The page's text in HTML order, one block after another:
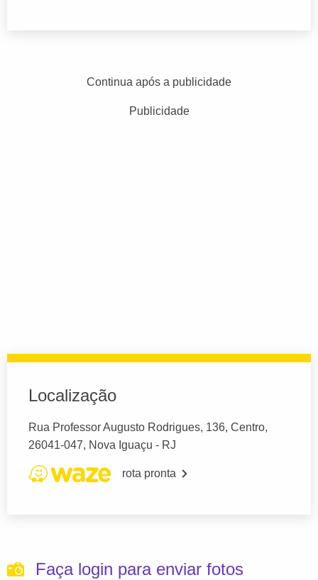
Continua após a publicidade
Publicidade
Localização
Rua Professor Augusto Rodrigues, 136, Centro,
26041-047, Nova Iguaçu - RJ
rota pronta
Faça login para enviar fotos